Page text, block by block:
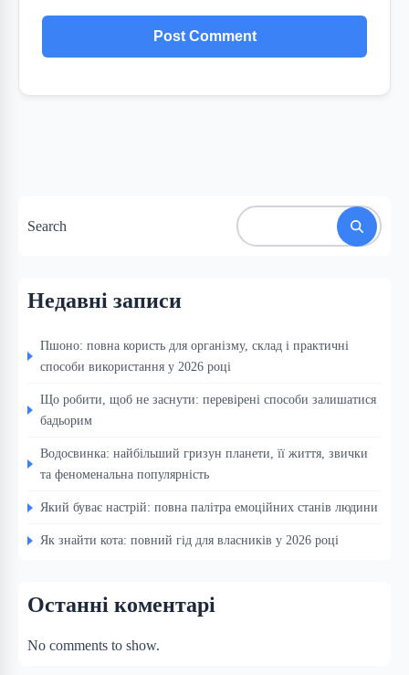
Search
Недавні записи
Пшоно: повна користь для організму, склад і практичні
способи використання у 2026 році
Що робити, щоб не заснути: перевірені способи залишатися
бадьорим
Водосвинка: найбільший гризун планети, її життя, звички
та феноменальна популярність
Який буває настрій: повна палітра емоційних станів людини
Як знайти кота: повний гід для власників у 2026 році
Останні коментарі
No comments to show.